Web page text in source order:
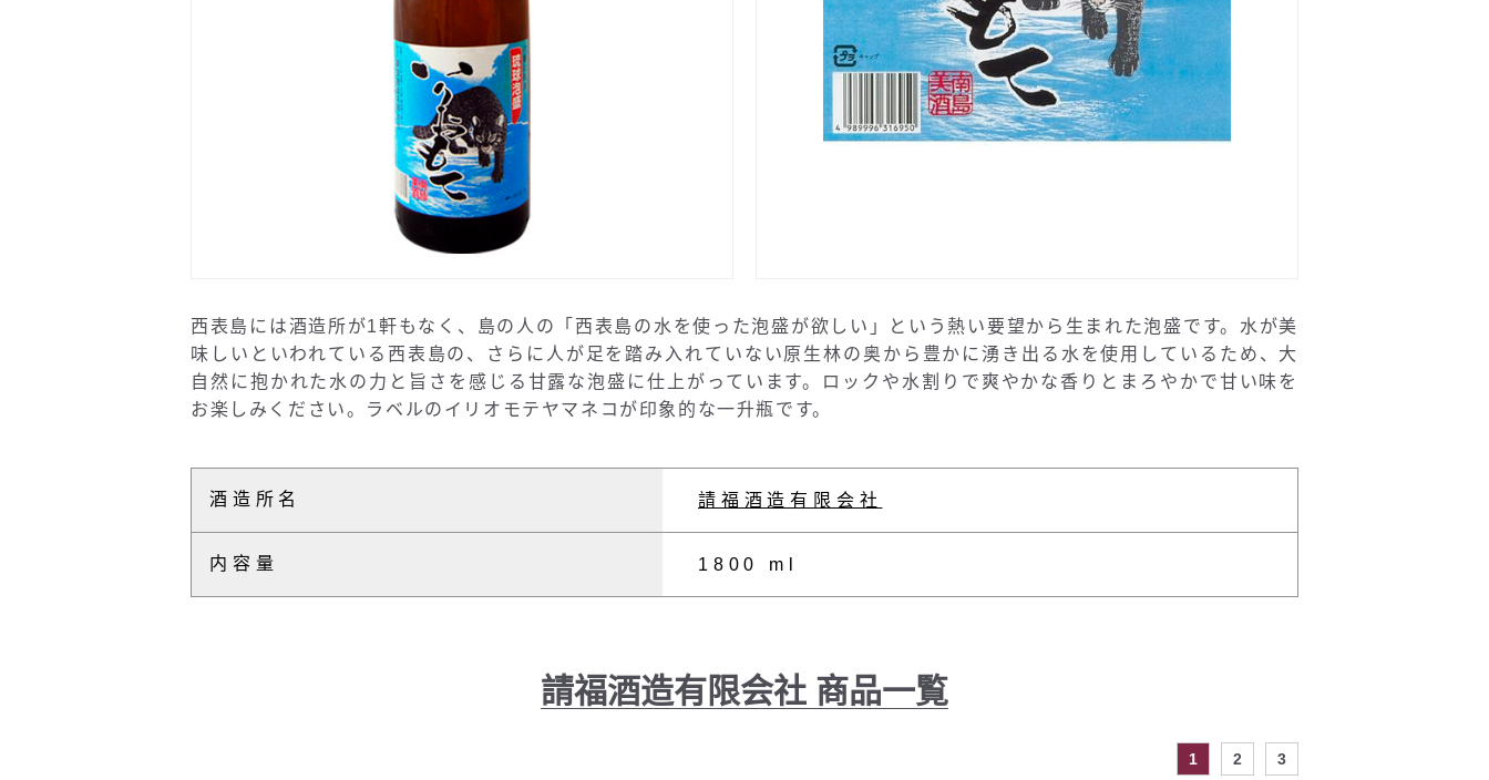
西表島には酒造所が1軒もなく、島の人の「西表島の水を使った泡盛が欲しい」という熱い要望から生まれた泡盛です。水が美
味しいといわれている西表島の、さらに人が足を踏み入れていない原生林の奥から豊かに湧き出る水を使用しているため、大
自然に抱かれた水の力と旨さを感じる甘露な泡盛に仕上がっています。ロックや水割りで爽やかな香りとまろやかで甘い味を
お楽しみください。ラベルのイリオモテヤマネコが印象的な一升瓶です。
酒造所名 請福酒造有限会社
内容量 1800 ml
請福酒造有限会社 商品一覧
1 2 3